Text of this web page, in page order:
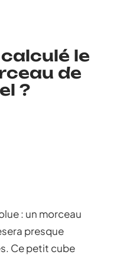
le
de
?
: un morceau
presque
Ce petit cube